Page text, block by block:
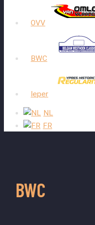
OVV
BWC
Ieper
NL
FR
BWC